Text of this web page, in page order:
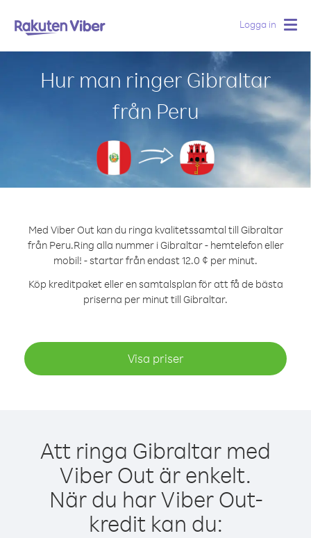
Logga in
Hur man ringer Gibraltar
från Peru
Med Viber Out kan du ringa kvalitetssamtal till Gibraltar
från Peru.Ring alla nummer i Gibraltar - hemtelefon eller
mobil! - startar från endast 12.0 ¢ per minut.
Köp kreditpaket eller en samtalsplan för att få de bästa
priserna per minut till Gibraltar.
Visa priser
Att ringa Gibraltar med
Viber Out är enkelt.
När du har Viber Out-
kredit kan du: